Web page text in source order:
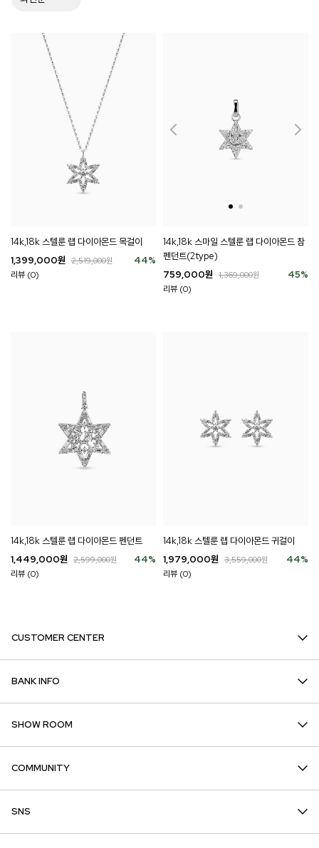
14k,18k 스텔룬 랩 다이아몬드 목걸이
44%
1,399,000원 2,519,000원
리뷰 (0)
14k,18k 스마일 스텔룬 랩 다이아몬드 참
펜던트(2type)
45%
759,000원 1,369,000원
리뷰 (0)
14k,18k 스텔룬 랩 다이아몬드 펜던트
44%
1,449,000원 2,599,000원
리뷰 (0)
14k,18k 스텔룬 랩 다이아몬드 귀걸이
44%
1,979,000원 3,559,000원
리뷰 (0)
CUSTOMER CENTER
BANK INFO
SHOW ROOM
COMMUNITY
SNS